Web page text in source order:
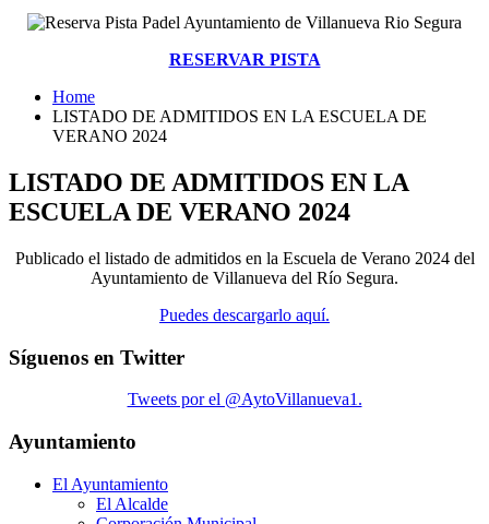
RESERVAR PISTA
Home
LISTADO DE ADMITIDOS EN LA ESCUELA DE
VERANO 2024
LISTADO DE ADMITIDOS EN LA
ESCUELA DE VERANO 2024
Publicado el listado de admitidos en la Escuela de Verano 2024 del
Ayuntamiento de Villanueva del Río Segura.
Puedes descargarlo aquí.
Síguenos en Twitter
Tweets por el @AytoVillanueva1.
Ayuntamiento
El Ayuntamiento
El Alcalde